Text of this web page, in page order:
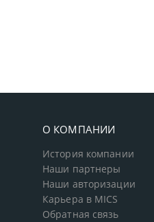
О КОМПАНИИ
История компании
Наши партнеры
Наши авторизации
Карьера в MICS
Обратная связь